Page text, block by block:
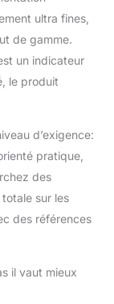
ultra fines,
de gamme.
un indicateur
le produit
d’exigence:
pratique,
des
sur les
des références
il vaut mieux